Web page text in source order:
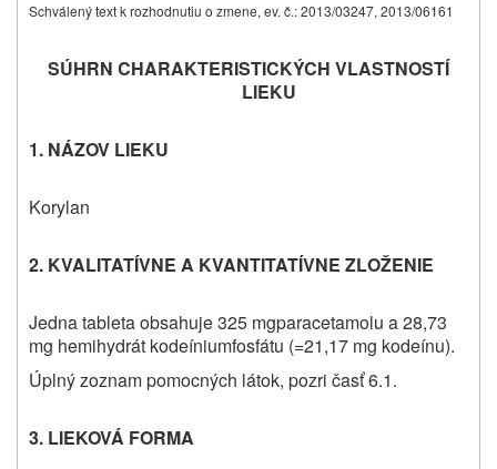
Schválený text k rozhodnutiu o zmene, ev. č.: 2013/03247, 2013/06161
SÚHRN CHARAKTERISTICKÝCH VLASTNOSTÍ
LIEKU
1. NÁZOV LIEKU
Korylan
2. KVALITATÍVNE A KVANTITATÍVNE ZLOŽENIE
Jedna tableta obsahuje325 mgparacetamolu a 28,73
mg hemihydrát kodeíniumfosfátu (=21,17 mg kodeínu).
Úplný zoznam pomocných látok, pozri časť 6.1.
3. LIEKOVÁ FORMA